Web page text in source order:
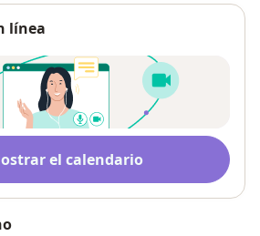
línea
el calendario